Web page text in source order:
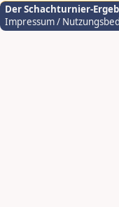
Der Schachturnier-
Impressum /